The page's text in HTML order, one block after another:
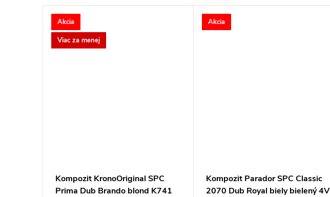
Akcia
Viac za menej
Kompozit KronoOriginal SPC
Prima Dub Brando blond K741
Akcia
Kompozit Parador SPC Classic
2070 Dub Royal biely bielený 4V